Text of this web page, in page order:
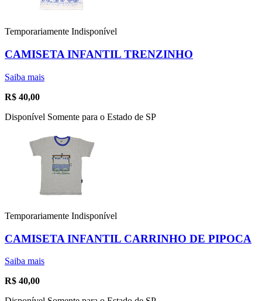
Temporariamente Indisponível
CAMISETA INFANTIL TRENZINHO
Saiba mais
R$ 40,00
Disponível Somente para o Estado de SP
Temporariamente Indisponível
CAMISETA INFANTIL CARRINHO DE PIPOCA
Saiba mais
R$ 40,00